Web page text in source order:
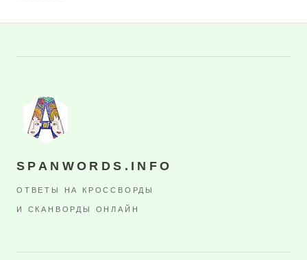
SPANWORDS.INFO
ОТВЕТЫ НА КРОССВОРДЫ
И СКАНВОРДЫ ОНЛАЙН